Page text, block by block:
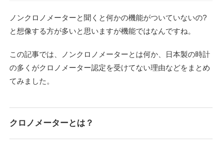
ノンクロノメーターと聞くと何かの機能がついていないの?
と想像する方が多いと思いますが機能ではなんですね。
この記事では、ノンクロノメーターとは何か、日本製の時計
の多くがクロノメーター認定を受けてない理由などをまとめ
てみました。
クロノメーターとは？